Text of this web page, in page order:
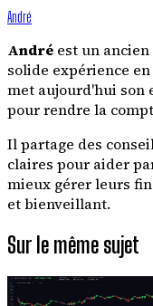
André
André est un
solide expérience
met aujourd'hui son
pour rendre la
Il partage des
claires pour aider
mieux gérer leurs
et bienveillant.
Sur le même sujet